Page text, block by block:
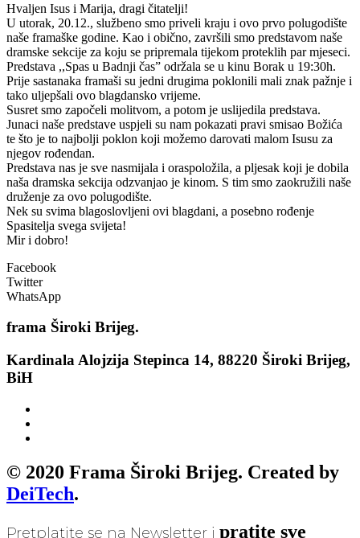
Hvaljen Isus i Marija, dragi čitatelji!
U utorak, 20.12., službeno smo priveli kraju i ovo prvo polugodište
naše framaške godine. Kao i obično, završili smo predstavom naše
dramske sekcije za koju se pripremala tijekom proteklih par mjeseci.
Predstava ,,Spas u Badnji čas” održala se u kinu Borak u 19:30h.
Prije sastanaka framaši su jedni drugima poklonili mali znak pažnje i
tako uljepšali ovo blagdansko vrijeme.
Susret smo započeli molitvom, a potom je uslijedila predstava.
Junaci naše predstave uspjeli su nam pokazati pravi smisao Božića
te što je to najbolji poklon koji možemo darovati malom Isusu za
njegov rođendan.
Predstava nas je sve nasmijala i oraspoložila, a pljesak koji je dobila
naša dramska sekcija odzvanjao je kinom. S tim smo zaokružili naše
druženje za ovo polugodište.
Nek su svima blagoslovljeni ovi blagdani, a posebno rođenje
Spasitelja svega svijeta!
Mir i dobro!
Facebook
Twitter
WhatsApp
frama Široki Brijeg.
Kardinala Alojzija Stepinca 14, 88220 Široki Brijeg,
BiH
© 2020 Frama Široki Brijeg. Created by
DeiTech.
Pretplatite se na Newsletter i pratite sve